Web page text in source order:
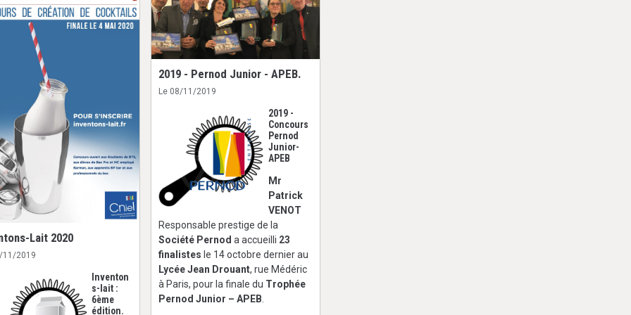
Lait 2020
11/2019
Inventon
s-lait :
6ème
édition.
2019 - Pernod Junior - APEB.
Le 08/11/2019
2019 -
Concours
Pernod
Junior-
APEB
Mr
Patrick
VENOT
Responsable prestige de la
Société Pernod a accueilli 23
finalistes le 14 octobre dernier au
Lycée Jean Drouant, rue Médéric
à Paris, pour la finale du Trophée
Pernod Junior – APEB